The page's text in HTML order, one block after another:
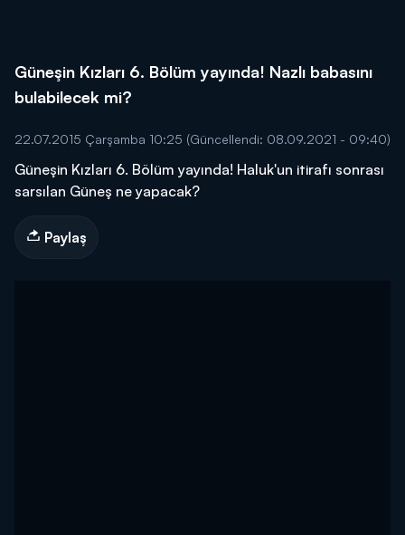
Güneşin Kızları 6. Bölüm yayında! Nazlı babasını
bulabilecek mi?
22.07.2015 Çarşamba 10:25 (Güncellendi: 08.09.2021 - 09:40)
Güneşin Kızları 6. Bölüm yayında! Haluk'un itirafı sonrası
sarsılan Güneş ne yapacak?
Paylaş